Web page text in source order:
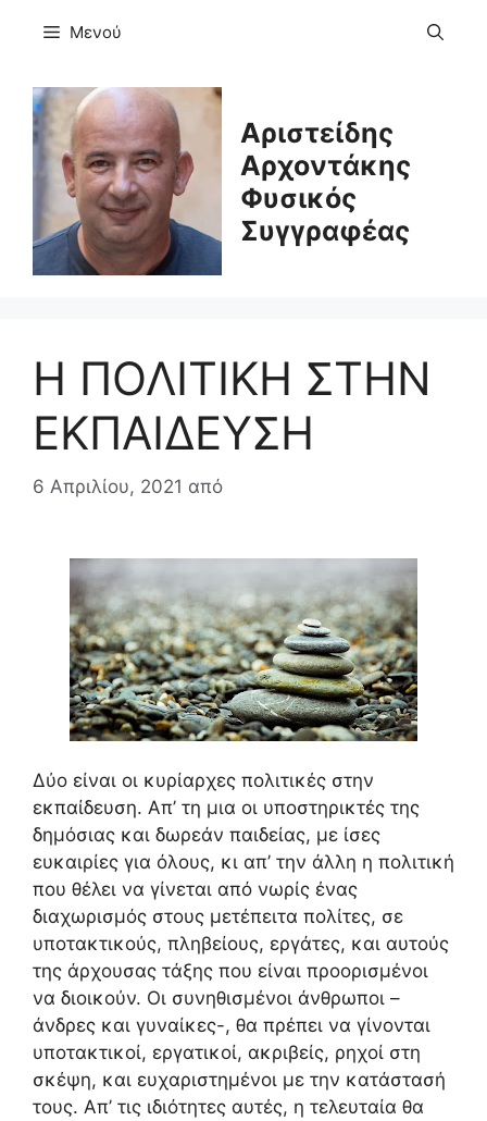
Μενού
Αριστείδης
Αρχοντάκης
Φυσικός
Συγγραφέας
Η ΠΟΛΙΤΙΚΗ ΣΤΗΝ
ΕΚΠΑΙΔΕΥΣΗ
6 Απριλίου, 2021 από
Δύο είναι οι κυρίαρχες πολιτικές στην
εκπαίδευση. Απ’ τη μια οι υποστηρικτές της
δημόσιας και δωρεάν παιδείας, με ίσες
ευκαιρίες για όλους, κι απ’ την άλλη η πολιτική
που θέλει να γίνεται από νωρίς ένας
διαχωρισμός στους μετέπειτα πολίτες, σε
υποτακτικούς, πληβείους, εργάτες, και αυτούς
της άρχουσας τάξης που είναι προορισμένοι
να διοικούν. Οι συνηθισμένοι άνθρωποι –
άνδρες και γυναίκες-, θα πρέπει να γίνονται
υποτακτικοί, εργατικοί, ακριβείς, ρηχοί στη
σκέψη, και ευχαριστημένοι με την κατάστασή
τους. Απ’ τις ιδιότητες αυτές, η τελευταία θα